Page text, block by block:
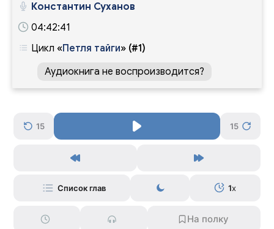
Константин Суханов
04:42:41
Цикл «Петля тайги» (#1)
Аудиокнига не воспроизводится?
15 15
Список глав 1x